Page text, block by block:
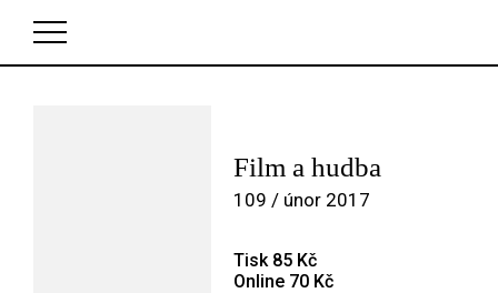
Film a hudba
109 / únor 2017
Tisk 85 Kč
Online 70 Kč